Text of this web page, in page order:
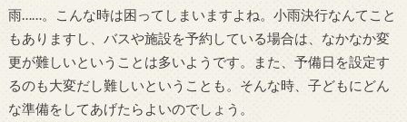
雨……。こんな時は困ってしまいますよね。小雨決行なんてこと
もありますし、バスや施設を予約している場合は、なかなか変
更が難しいということは多いようです。また、予備日を設定す
るのも大変だし難しいということも。そんな時、子どもにどん
な準備をしてあげたらよいのでしょう。